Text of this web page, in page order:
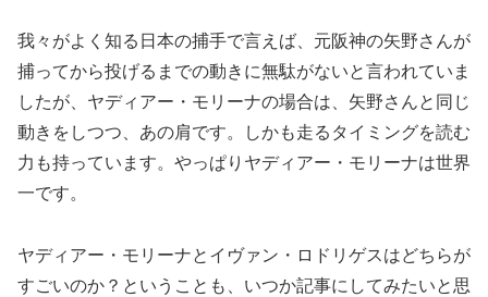
我々がよく知る日本の捕手で言えば、元阪神の矢野さんが
捕ってから投げるまでの動きに無駄がないと言われていま
したが、ヤディアー・モリーナの場合は、矢野さんと同じ
動きをしつつ、あの肩です。しかも走るタイミングを読む
力も持っています。やっぱりヤディアー・モリーナは世界
一です。
ヤディアー・モリーナとイヴァン・ロドリゲスはどちらが
すごいのか？ということも、いつか記事にしてみたいと思